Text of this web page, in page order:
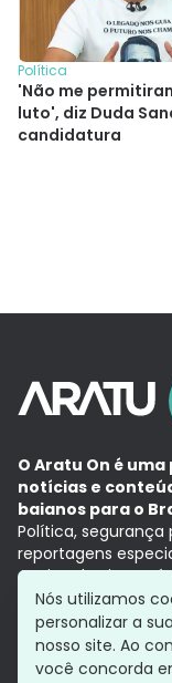
Política
'Não me
luto', diz Duda
candidatura
O Aratu On é
notícias e
baianos para o
Política, segurança
reportagens
Aqui, tudo vira
com a
Grupo Aratu
Nós utilizamos
personalizar a
nosso site. Ao
você concorda